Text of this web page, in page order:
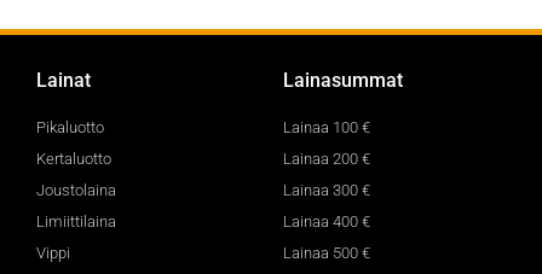
Lainat
Pikaluotto
Kertaluotto
Joustolaina
Limiittilaina
Vippi
Lainasummat
Lainaa 100 €
Lainaa 200 €
Lainaa 300 €
Lainaa 400 €
Lainaa 500 €